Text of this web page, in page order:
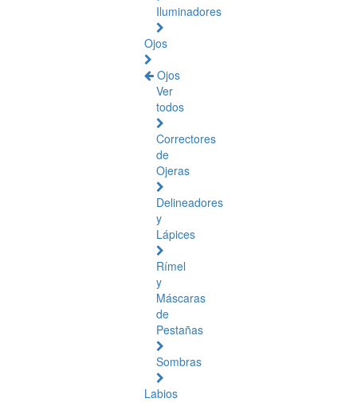
Iluminadores
Ojos
Ojos
Ver
todos
Correctores
de
Ojeras
Delineadores
y
Lápices
Rímel
y
Máscaras
de
Pestañas
Sombras
Labios